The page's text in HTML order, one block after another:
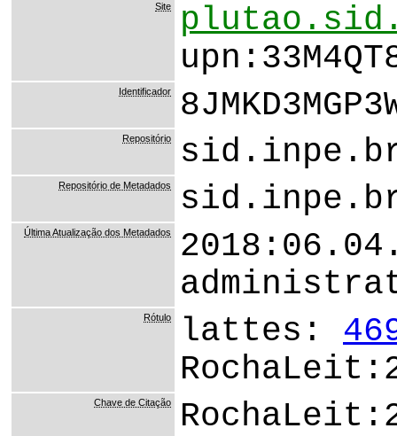
Site
Identificador
Repositório
Repositório de Metadados
Última Atualização dos Metadados
Rótulo lattes:
Chave de Citação